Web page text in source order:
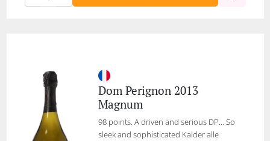
Dom Perignon 2013
Magnum
98 points. A driven and serious DP… So
sleek and sophisticated Kalder alle